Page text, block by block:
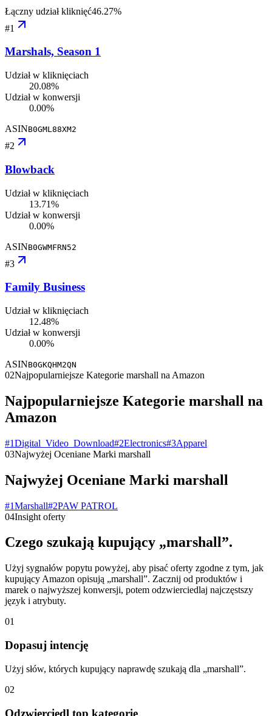
Łączny udział kliknięć46.27%
#1
Marshals, Season 1
Udział w kliknięciach
20.08%
Udział w konwersji
0.00%
ASINB0GML88XM2
#2
Blowback
Udział w kliknięciach
13.71%
Udział w konwersji
0.00%
ASINB0GWMFRN52
#3
Family Business
Udział w kliknięciach
12.48%
Udział w konwersji
0.00%
ASINB0GKQHM2QN
02Najpopularniejsze Kategorie marshall na Amazon
Najpopularniejsze Kategorie marshall na
Amazon
#1Digital_Video_Download#2Electronics#3Apparel
03Najwyżej Oceniane Marki marshall
Najwyżej Oceniane Marki marshall
#1Marshall#2PAW PATROL
04Insight oferty
Czego szukają kupujący „marshall”.
Użyj sygnałów popytu powyżej, aby pisać oferty zgodne z tym, jak
kupujący Amazon opisują „marshall”. Zacznij od produktów i
marek o najwyższej konwersji, potem odzwierciedlaj najczęstszy
język i atrybuty.
01
Dopasuj intencję
Użyj słów, których kupujący naprawdę szukają dla „marshall”.
02
Odzwierciedl top kategorie